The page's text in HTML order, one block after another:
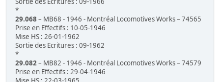
*
29.068 – MB68 - 1946 - Montréal Locomotives Works – 74565
Prise en Effectifs : 10-05-1946
Mise HS : 26-01-1962
Sortie des Ecritures : 09-1962
*
29.082– MB82 - 1946 - Montréal Locomotives Works – 74579
Prise en Effectifs : 29-04-1946